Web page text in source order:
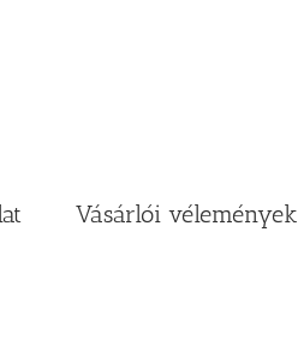
Vásárlói vélemények